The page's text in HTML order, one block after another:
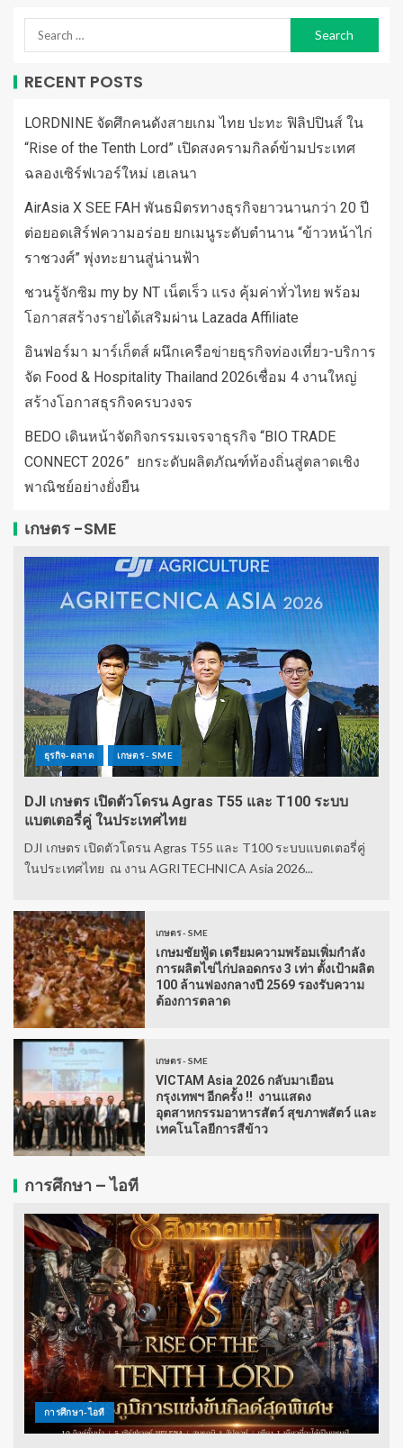
RECENT POSTS
LORDNINE จัดศึกคนดังสายเกม ไทย ปะทะ ฟิลิปปินส์ ใน
“Rise of the Tenth Lord” เปิดสงครามกิลด์ข้ามประเทศ
ฉลองเซิร์ฟเวอร์ใหม่ เฮเลนา
AirAsia X SEE FAH พันธมิตรทางธุรกิจยาวนานกว่า 20 ปี
ต่อยอดเสิร์ฟความอร่อย ยกเมนูระดับตำนาน “ข้าวหน้าไก่
ราชวงศ์” พุ่งทะยานสู่น่านฟ้า
ชวนรู้จักซิม my by NT เน็ตเร็ว แรง คุ้มค่าทั่วไทย พร้อม
โอกาสสร้างรายได้เสริมผ่าน Lazada Affiliate
อินฟอร์มา มาร์เก็ตส์ ผนึกเครือข่ายธุรกิจท่องเที่ยว-บริการ
จัด Food & Hospitality Thailand 2026เชื่อม 4 งานใหญ่
สร้างโอกาสธุรกิจครบวงจร
BEDO เดินหน้าจัดกิจกรรมเจรจาธุรกิจ “BIO TRADE
CONNECT 2026” ยกระดับผลิตภัณฑ์ท้องถิ่นสู่ตลาดเชิง
พาณิชย์อย่างยั่งยืน
เกษตร -SME
ธุรกิจ-ตลาด เกษตร - SME
DJI เกษตร เปิดตัวโดรน Agras T55 และ T100 ระบบ
แบตเตอรี่คู่ ในประเทศไทย
DJI เกษตร เปิดตัวโดรน Agras T55 และ T100 ระบบแบตเตอรี่คู่
ในประเทศไทย ณ งาน AGRITECHNICA Asia 2026...
เกษตร - SME
เกษมชัยฟู้ด เตรียมความพร้อมเพิ่มกำลัง
การผลิตไข่ไก่ปลอดกรง 3 เท่า ตั้งเป้าผลิต
100 ล้านฟองกลางปี 2569 รองรับความ
ต้องการตลาด
เกษตร - SME
VICTAM Asia 2026 กลับมาเยือน
กรุงเทพฯ อีกครั้ง !! งานแสดง
อุตสาหกรรมอาหารสัตว์ สุขภาพสัตว์ และ
เทคโนโลยีการสีข้าว
การศึกษา – ไอที
การศึกษา-ไอที